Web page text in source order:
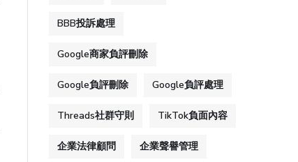
BBB投訴處理
Google商家負評刪除
Google負評刪除 Google負評處理
Threads社群守則 TikTok負面內容
企業法律顧問 企業聲譽管理